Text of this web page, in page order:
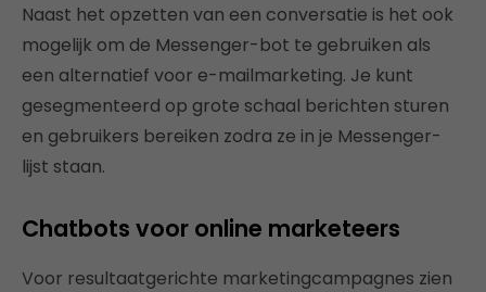
Naast het opzetten van een conversatie is het ook
mogelijk om de Messenger-bot te gebruiken als
een alternatief voor e-mailmarketing. Je kunt
gesegmenteerd op grote schaal berichten sturen
en gebruikers bereiken zodra ze in je Messenger-
lijst staan.
Chatbots voor online marketeers
Voor resultaatgerichte marketingcampagnes zien